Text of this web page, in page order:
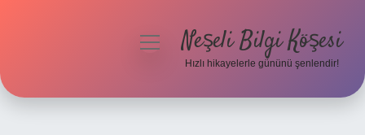
menüyüNeşeli Bilgi Köşesi
Hızlı hikayelerle gününü şenlendir!